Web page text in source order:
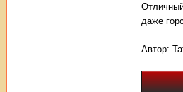
даже
Автор: